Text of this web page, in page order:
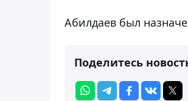
Абилдаев был
Поделитесь